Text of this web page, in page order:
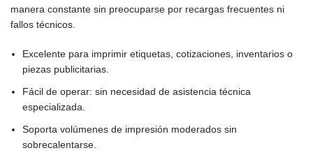
manera constante sin preocuparse por recargas frecuentes ni
fallos técnicos.
Excelente para imprimir etiquetas, cotizaciones, inventarios o
piezas publicitarias.
Fácil de operar: sin necesidad de asistencia técnica
especializada.
Soporta volúmenes de impresión moderados sin
sobrecalentarse.